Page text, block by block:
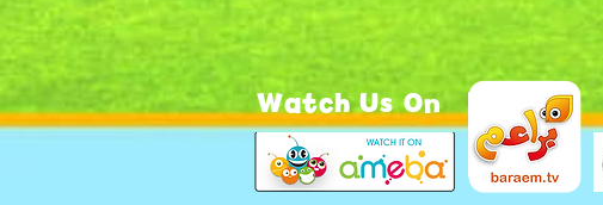
Watch Us On